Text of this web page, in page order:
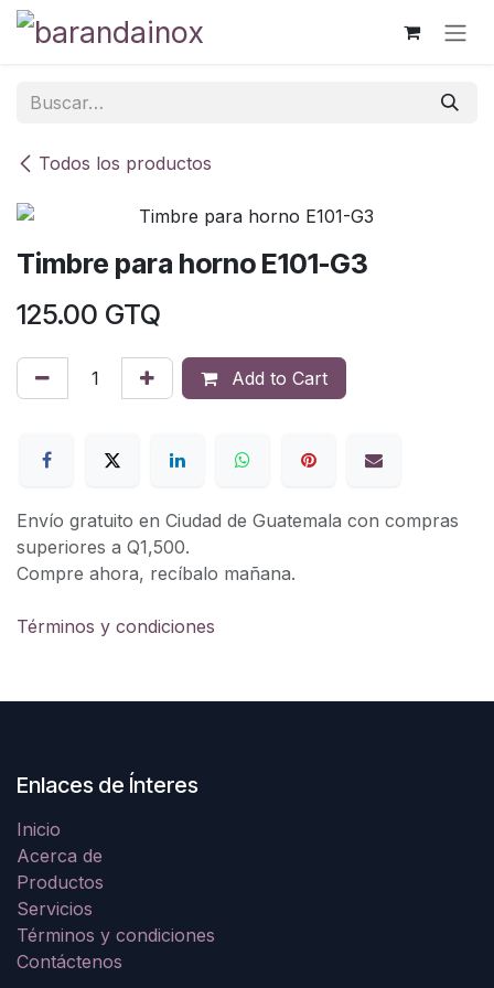
Ir al contenido
Todos los productos
Timbre para horno E101-G3
125.00 GTQ
Add to Cart
Envío gratuito en Ciudad de Guatemala con compras
superiores a Q1,500.
Compre ahora, recíbalo mañana.
Términos y condiciones
Enlaces de Ínteres
Inicio
Acerca de
Productos
Servicios
Términos y condiciones
Contáctenos